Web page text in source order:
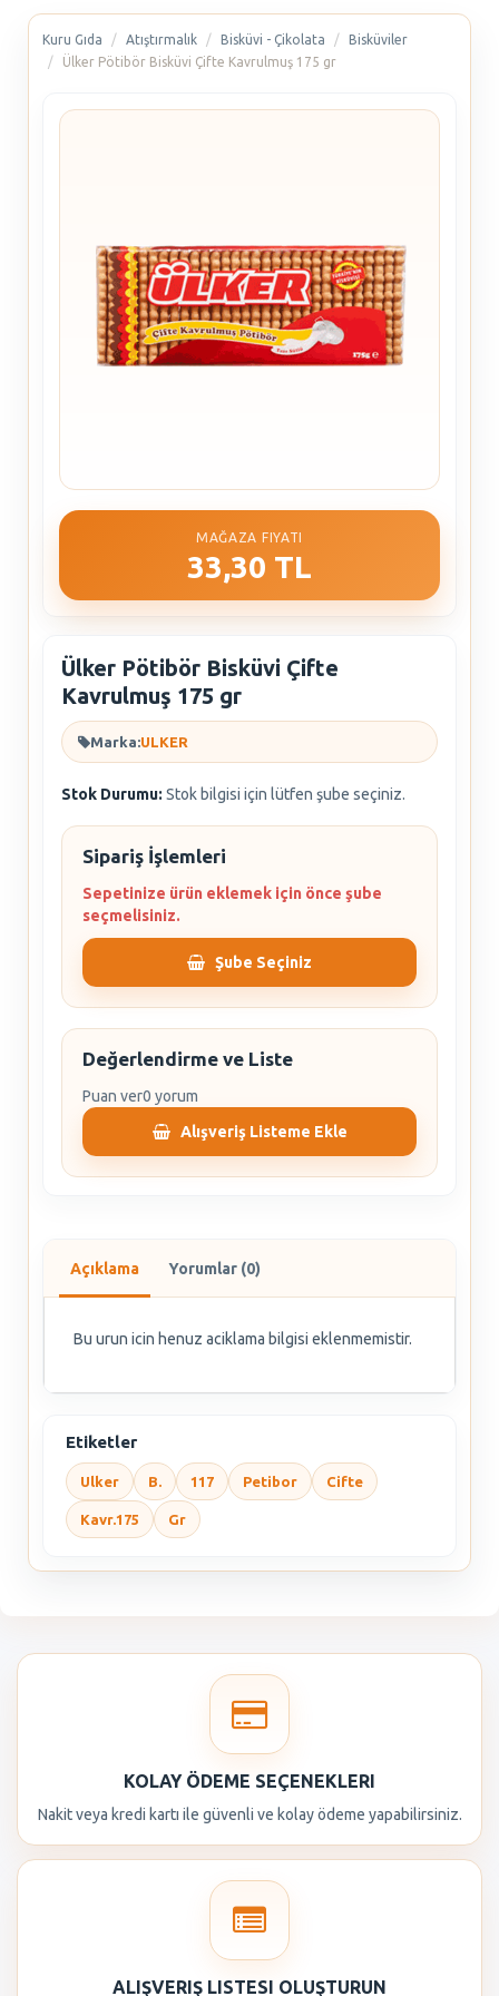
Kuru Gıda Atıştırmalık Bisküvi - Çikolata
Bisküviler
Ülker Pötibör Bisküvi Çifte Kavrulmuş 175 gr
MAĞAZA FIYATI
33,30 TL
Ülker Pötibör Bisküvi Çifte
Kavrulmuş 175 gr
Marka:ULKER
Stok Durumu: Stok bilgisi için lütfen şube seçiniz.
Sipariş İşlemleri
Sepetinize ürün eklemek için önce şube
seçmelisiniz.
Şube Seçiniz
Değerlendirme ve Liste
Puan ver0 yorum
Alışveriş Listeme Ekle
Açıklama Yorumlar (0)
Bu urun icin henuz aciklama bilgisi eklenmemistir.
Etiketler
Ulker B. 117 Petibor Cifte
Kavr.175 Gr
KOLAY ÖDEME SEÇENEKLERI
Nakit veya kredi kartı ile güvenli ve kolay ödeme yapabilirsiniz.
ALIŞVERIŞ LISTESI OLUŞTURUN